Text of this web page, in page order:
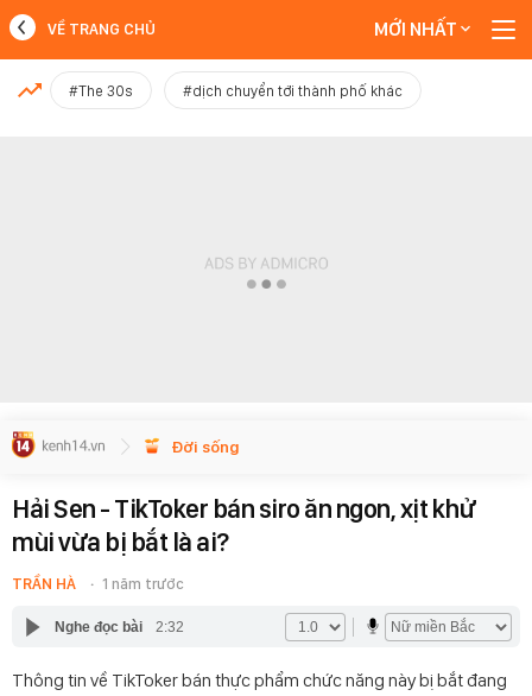
MỚI NHẤT
VỀ TRANG CHỦ MỚI NHẤT
#The 30s #dịch chuyển tới thành phố khác
Đời sống
Hải Sen - TikToker bán siro ăn ngon, xịt khử
mùi vừa bị bắt là ai?
TRẦN HÀ 1 năm trước
Nghe đọc bài 2:32
Thông tin về TikToker bán thực phẩm chức năng này bị bắt đang